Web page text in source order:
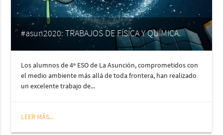
#asun2020: TRABAJOS DE FÍSICA Y QUÍMICA.
Los alumnos de 4º ESO de La Asunción, comprometidos con
el medio ambiente más allá de toda frontera, han realizado
un excelente trabajo de...
LEER MÁS...